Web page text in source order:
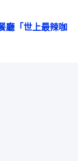
廳「世上最辣咖